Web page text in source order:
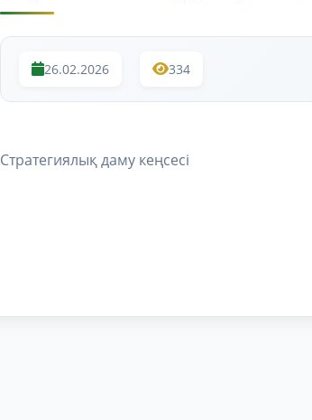
26.02.2026 334
Стратегиялық даму кеңсесі